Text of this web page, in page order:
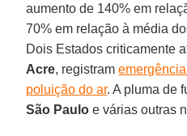
aumento de 140% em
70% em relação à média
Dois Estados criticamente
Acre, registram
poluição do ar. A pluma de
São Paulo e várias outras